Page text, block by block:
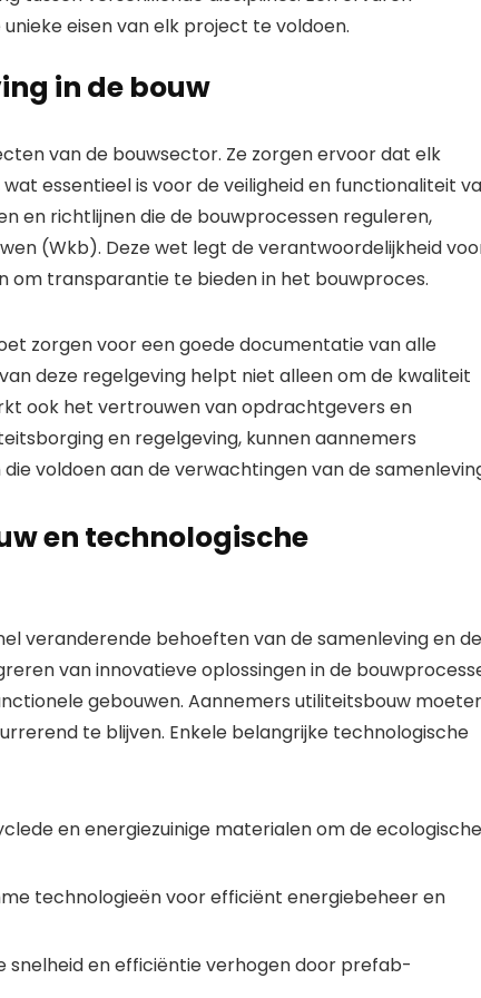
eisen van elk project te voldoen.
in de bouw
van de bouwsector. Ze zorgen ervoor dat elk
essentieel is voor de veiligheid en functionaliteit
en richtlijnen die de bouwprocessen reguleren,
(Wkb). Deze wet legt de verantwoordelijkheid
om transparantie te bieden in het bouwproces.
zorgen voor een goede documentatie van alle
deze regelgeving helpt niet alleen om de kwaliteit
ook het vertrouwen van opdrachtgevers en
en regelgeving, kunnen aannemers
voldoen aan de verwachtingen van de
en technologische
veranderende behoeften van de samenleving en de
van innovatieve oplossingen in de
gebouwen. Aannemers utiliteitsbouw
te blijven. Enkele belangrijke technologische
en energiezuinige materialen om de ecologische
technologieën voor efficiënt energiebeheer en
snelheid en efficiëntie verhogen door prefab-